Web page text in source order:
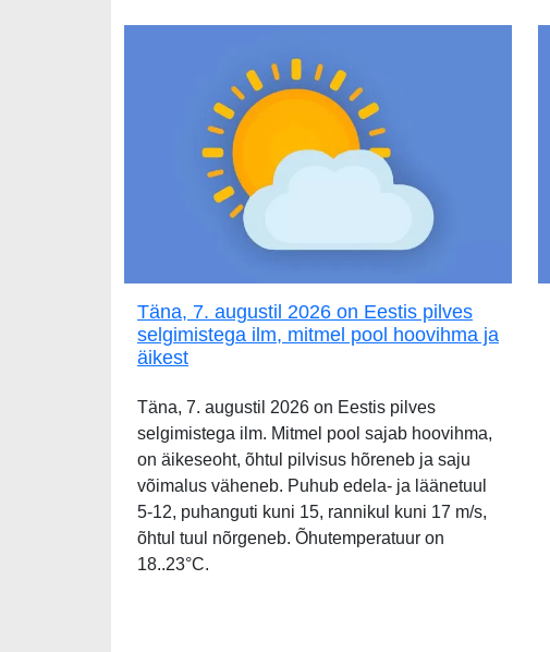
Täna, 7. augustil 2026 on Eestis pilves
selgimistega ilm, mitmel pool hoovihma ja
äikest
Täna, 7. augustil 2026 on Eestis pilves
selgimistega ilm. Mitmel pool sajab hoovihma,
on äikeseoht, õhtul pilvisus hõreneb ja saju
võimalus väheneb. Puhub edela- ja läänetuul
5-12, puhanguti kuni 15, rannikul kuni 17 m/s,
õhtul tuul nõrgeneb. Õhutemperatuur on
18..23°C.